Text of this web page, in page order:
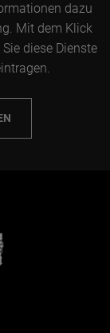
dazu
Mit dem Klick
diese Dienste